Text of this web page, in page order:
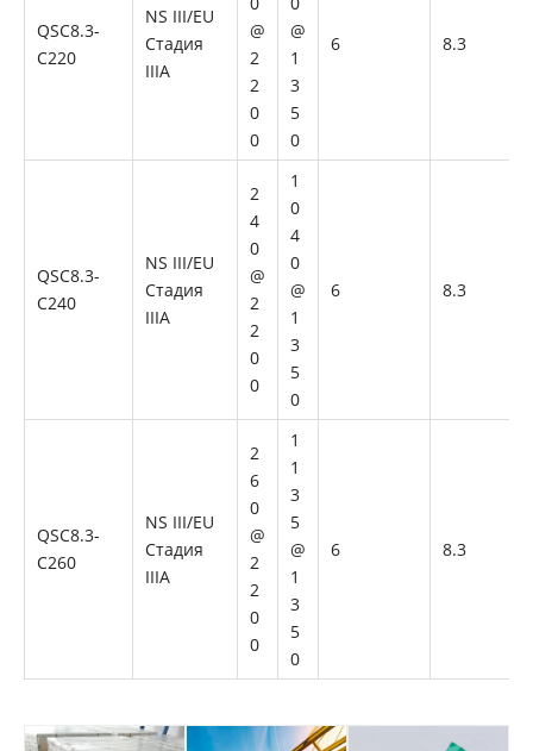
Восстановленный двигатель Komatsu SAA6D114E-3 для строительной техники
Восстановленный Cummins QSC8.3 Двигатель для строительных машин
QSC8.3-
C220
NS III/EU
Стадия
IIIA
@
2
2
0
0
@
1
3
5
0
6 8.3
QSC8.3-
C240
NS III/EU
Стадия
IIIA
2
4
0
@
2
2
0
0
1
0
4
0
@
1
3
5
0
6 8.3
QSC8.3-
C260
NS III/EU
Стадия
IIIA
2
6
0
@
2
2
0
0
1
1
3
5
@
1
3
5
0
6 8.3